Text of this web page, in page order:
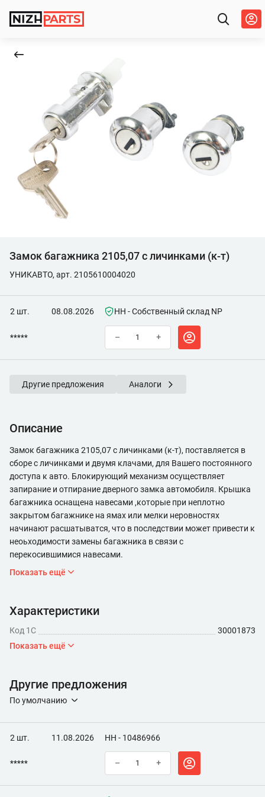
Замок багажника 2105,07 с личинками (к-т)
УНИКАВТО, арт. 2105610004020
2 шт. 08.08.2026 НН - Собственный склад NP
***** – +
Другие предложения Аналоги
Описание
Замок багажника 2105,07 с личинками (к-т), поставляется в
сборе с личинками и двумя клачами, для Вашего постоянного
доступа к авто. Блокирующий механизм осуществляет
запирание и отпирание дверного замка автомобиля. Крышка
багажника оснащена навесами ,которые при неплотно
закрытом багажнике на ямах или мелки неровностях
начинают расшатыватся, что в последствии может привести к
неоьходимости замены багажника в связи с
перекосившимися навесами.
Показать ещё
Характеристики
Код 1С
30001873
Показать ещё
Другие предложения
По умолчанию
2 шт. 11.08.2026 НН - 10486966
***** – +